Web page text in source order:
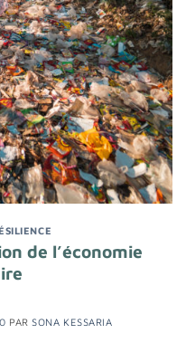
de l’économie
PAR SONA KESSARIA